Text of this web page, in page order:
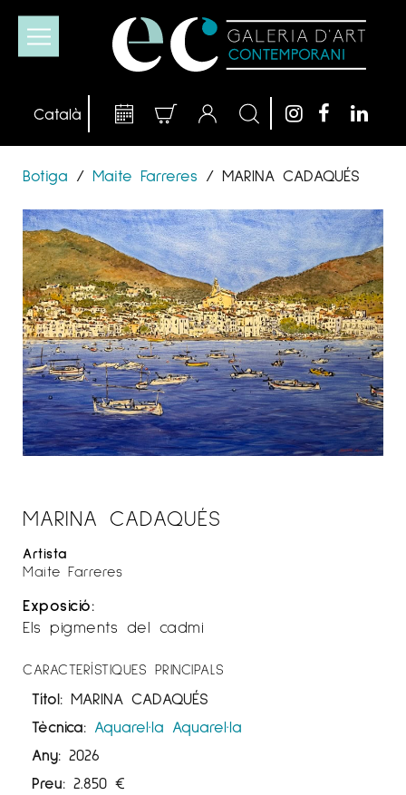
Botiga / Maite Farreres / MARINA CADAQUÉS
MARINA CADAQUÉS
Artista
Maite Farreres
Exposició:
Els pigments del cadmi
CARACTERÍSTIQUES PRINCIPALS
Títol: MARINA CADAQUÉS
Tècnica: Aquarel·la Aquarel·la
Any: 2026
Preu: 2.850 €